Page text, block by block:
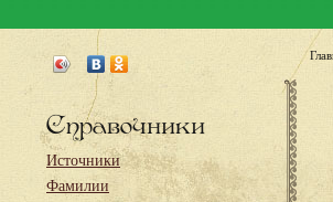
Справочники
Источники
Фамилии